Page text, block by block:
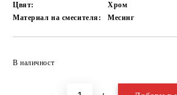
Цвят:
Хром
Материал на смесителя:
Месинг
В наличност